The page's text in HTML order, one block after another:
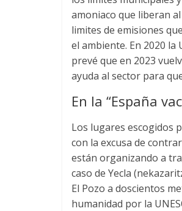
amoniaco que liberan
limites de emisiones
el ambiente. En 2020 la
prevé que en 2023
ayuda al sector para
En la “España
Los lugares escogidos
con la excusa de
están organizando a
caso de Yecla
El Pozo a doscientos
humanidad por la